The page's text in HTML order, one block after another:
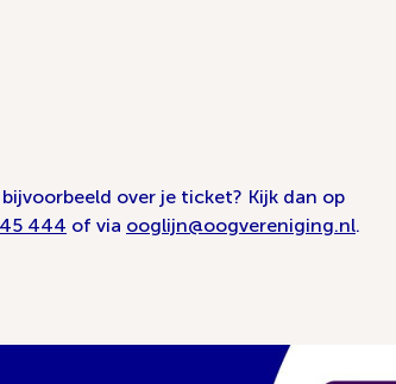
over je ticket? Kijk dan op
444 of via ooglijn@oogvereniging.nl.